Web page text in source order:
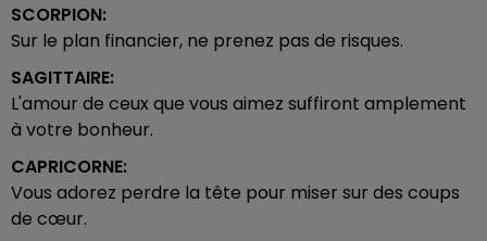
SCORPION:
Sur le plan financier, ne prenez pas de risques.
SAGITTAIRE:
L'amour de ceux que vous aimez suffiront amplement
à votre bonheur.
CAPRICORNE:
Vous adorez perdre la tête pour miser sur des coups
de cœur.